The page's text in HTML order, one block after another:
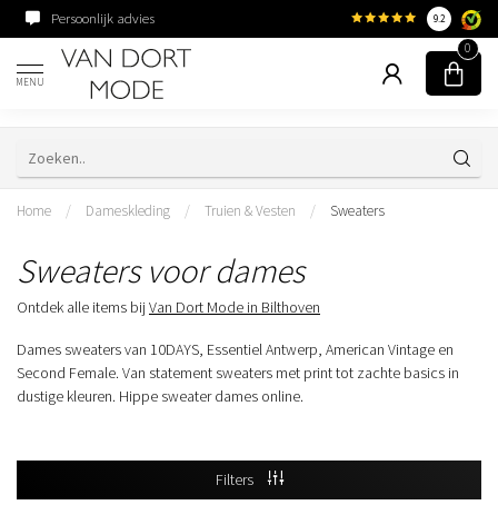
Persoonlijk advies Familiebedrijf sinds
9.2
MENU
0
Home / Dameskleding / Truien & Vesten / Sweaters
Sweaters voor dames
Ontdek alle items bij Van Dort Mode in Bilthoven
Dames sweaters van 10DAYS, Essentiel Antwerp, American Vintage en
Second Female. Van statement sweaters met print tot zachte basics in
dustige kleuren. Hippe sweater dames online.
Filters